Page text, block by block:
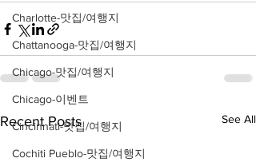
Charlotte-맛집/여행지
Chattanooga-맛집/여행지
Chicago-맛집/여행지
Chicago-이벤트
Cincinnati-맛집/여행지
Cochiti Pueblo-맛집/여행지
Recent Posts See All